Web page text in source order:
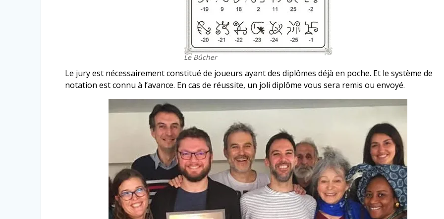
Le Bûcher
Le jury est nécessairement constitué de joueurs ayant des diplômes déjà en poche. Et le système de
notation est connu à l’avance. En cas de réussite, un joli diplôme vous sera remis ou envoyé.